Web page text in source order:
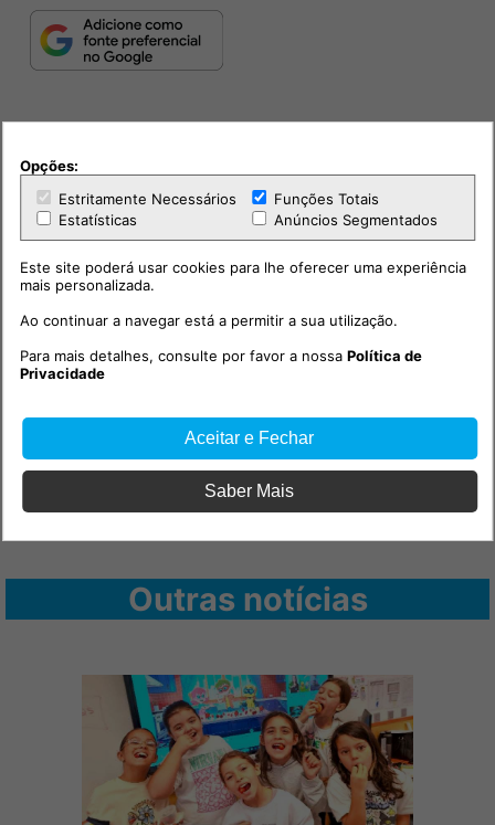
Outras notícias
Opções:
Estritamente Necessários
Funções Totais
Estatísticas
Anúncios Segmentados
Este site poderá usar cookies para lhe oferecer uma experiência
mais personalizada.
Ao continuar a navegar está a permitir a sua utilização.
Para mais detalhes, consulte por favor a nossaPolítica de
Privacidade
Aceitar e Fechar
Saber Mais